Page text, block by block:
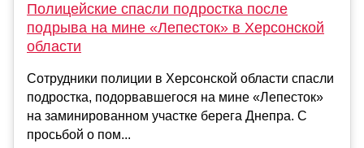
Полицейские спасли подростка после
подрыва на мине «Лепесток» в Херсонской
области
Сотрудники полиции в Херсонской области спасли
подростка, подорвавшегося на мине «Лепесток»
на заминированном участке берега Днепра. С
просьбой о пом...